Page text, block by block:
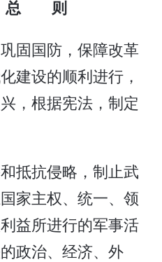
总 则
固国防，保障改革
建设的顺利进行，
，根据宪法，制定
抵抗侵略，制止武
家主权、统一、领
益所进行的军事活
政治、经济、外